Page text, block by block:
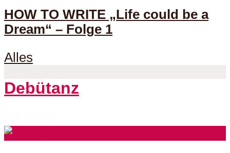
HOW TO WRITE „Life could be a
Dream“ – Folge 1
Alles
Debütanz